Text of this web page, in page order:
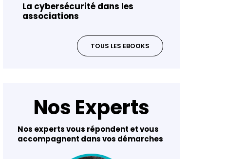
La cybersécurité dans les
associations
TOUS LES EBOOKS
Nos Experts
Nos experts vous répondent et vous
accompagnent dans vos démarches